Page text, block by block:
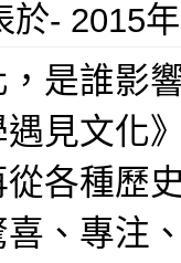
於- 2015
是誰影
見文化
各種歷
、專注